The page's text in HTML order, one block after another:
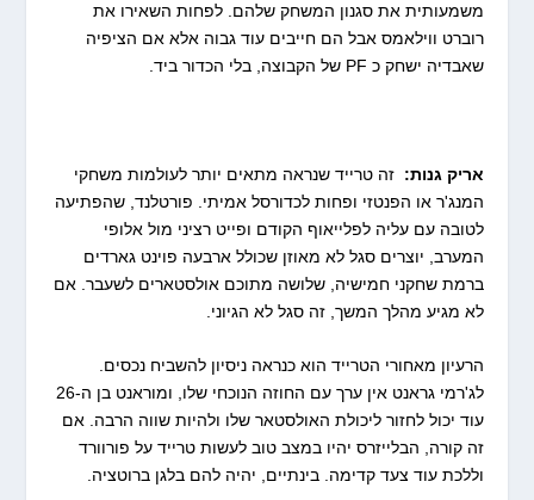
משמעותית את סגנון המשחק שלהם. לפחות השאירו את
רוברט ווילאמס אבל הם חייבים עוד גבוה אלא אם הציפיה
שאבדיה ישחק כ PF של הקבוצה, בלי הכדור ביד.
אריק גנות:זה טרייד שנראה מתאים יותר לעולמות משחקי
המנג'ר או הפנטזי ופחות לכדורסל אמיתי. פורטלנד, שהפתיעה
לטובה עם עליה לפלייאוף הקודם ופייט רציני מול אלופי
המערב, יוצרים סגל לא מאוזן שכולל ארבעה פוינט גארדים
ברמת שחקני חמישיה, שלושה מתוכם אולסטארים לשעבר. אם
לא מגיע מהלך המשך, זה סגל לא הגיוני.
הרעיון מאחורי הטרייד הוא כנראה ניסיון להשביח נכסים.
לג'רמי גראנט אין ערך עם החוזה הנוכחי שלו, ומוראנט בן ה-26
עוד יכול לחזור ליכולת האולסטאר שלו ולהיות שווה הרבה. אם
זה קורה, הבלייזרס יהיו במצב טוב לעשות טרייד על פורוורד
וללכת עוד צעד קדימה. בינתיים, יהיה להם בלגן ברוטציה.